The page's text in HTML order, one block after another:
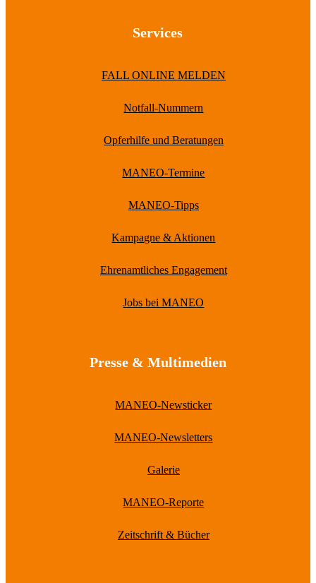
Services
FALL ONLINE MELDEN
Notfall-Nummern
Opferhilfe und Beratungen
MANEO-Termine
MANEO-Tipps
Kampagne & Aktionen
Ehrenamtliches Engagement
Jobs bei MANEO
Presse & Multimedien
MANEO-Newsticker
MANEO-Newsletters
Galerie
MANEO-Reporte
Zeitschrift & Bücher